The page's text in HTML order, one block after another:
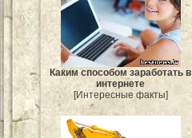
Каким способом заработать в
интернете
[Интересные факты]